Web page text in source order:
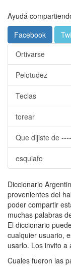
Ayudá
Facebook
Ortivarse
Pelotudez
Teclas
torear
Que dijiste de
esquiafo
Diccionario
provenientes del
poder compartir
muchas palabras
El diccionario
cualquier usuario,
usarlo. Los invito a
Cuales fueron las